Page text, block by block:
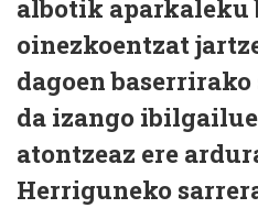
albotik aparkaleku
oinezkoentzat
dagoen
da izango
atontzeaz ere
Herriguneko